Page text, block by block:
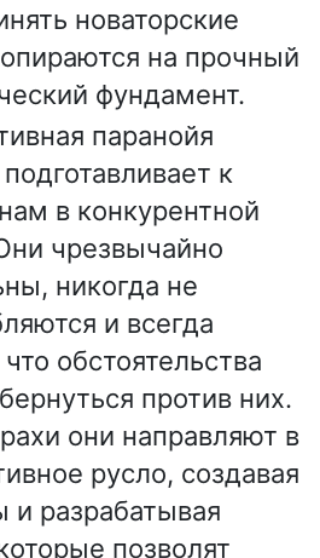
новаторские
на прочный
фундамент.
паранойя
к
в конкурентной
чрезвычайно
никогда не
и всегда
обстоятельства
против них.
они направляют в
русло, создавая
и разрабатывая
позволят